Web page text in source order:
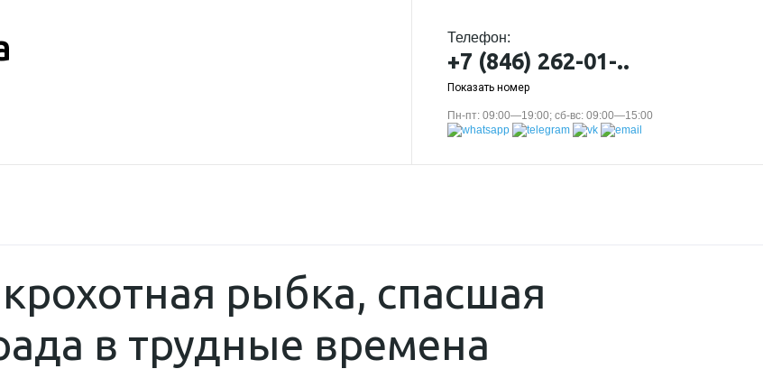
Телефон:
+7 (846) 262-01-..
Показать номер
Пн-пт: 09:00—19:00; сб-вс: 09:00—15:00
рыбка, спасшая
в трудные времена